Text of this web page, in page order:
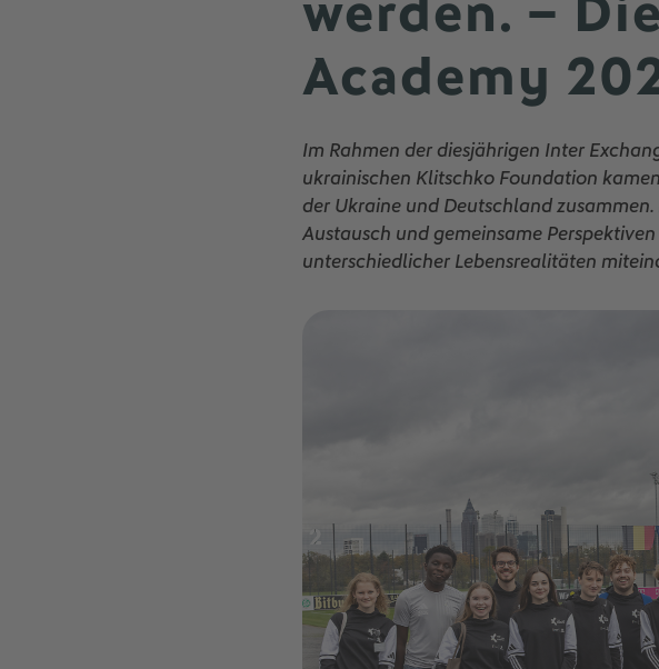
werden. –
Academy
Im Rahmen der diesjährigen Inter
ukrainischen Klitschko Foundation
der Ukraine und Deutschland
Austausch und gemeinsame
unterschiedlicher Lebensrealitäten